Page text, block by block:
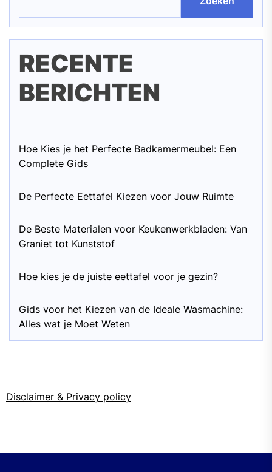
RECENTE
BERICHTEN
Hoe Kies je het Perfecte Badkamermeubel: Een
Complete Gids
De Perfecte Eettafel Kiezen voor Jouw Ruimte
De Beste Materialen voor Keukenwerkbladen: Van
Graniet tot Kunststof
Hoe kies je de juiste eettafel voor je gezin?
Gids voor het Kiezen van de Ideale Wasmachine:
Alles wat je Moet Weten
Disclaimer & Privacy policy